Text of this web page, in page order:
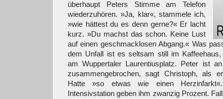
überhaupt Peters Stimme am Telefon
wiederzuhören. »Ja, klar«, stammele ich,
»wie hättest du es denn gerne?« Er lacht
kurz. »Du machst das schon. Keine Lust
auf einen geschmacklosen Abgang.« Was
dem Unfall ist es seltsam still im
am Wuppertaler Laurentiusplatz. Peter ist
zusammengebrochen, sagt Christoph, als
Hatte »so etwas wie einen
Intensivstation geben ihm zwanzig Prozent.